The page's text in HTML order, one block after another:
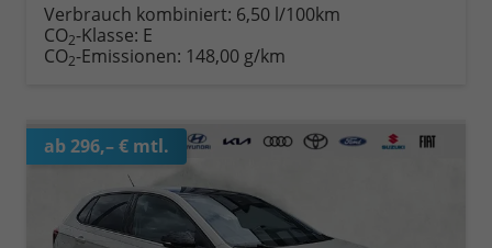
Verbrauch kombiniert: 6,50 l/100km
CO2-Klasse: E
CO2-Emissionen: 148,00 g/km
ab 296,– € mtl.